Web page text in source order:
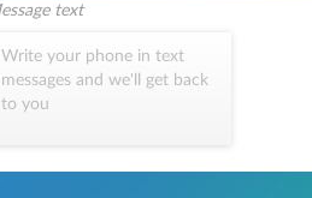
Write your phone in text
messages and we'll get back
to you